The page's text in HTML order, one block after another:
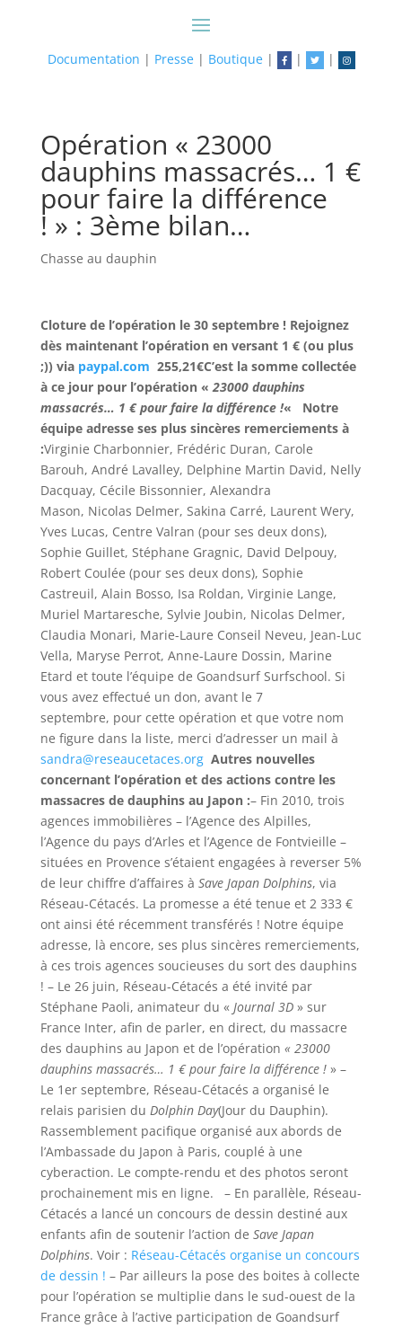
Documentation | Presse| Boutique| | |
Opération « 23000
dauphins massacrés… 1 €
pour faire la différence
! » : 3ème bilan…
Chasse au dauphin
Cloture de l’opération le 30 septembre ! Rejoignez
dès maintenant l’opération en versant 1 € (ou plus
;)) via paypal.com 255,21€C’est la somme collectée
à ce jour pour l’opération «23000 dauphins
massacrés… 1 € pour faire la différence !«
Notre
équipe adresse ses plus sincères remerciements à
:Virginie Charbonnier, Frédéric Duran, Carole
Barouh, André Lavalley, Delphine Martin David, Nelly
Dacquay, Cécile Bissonnier, Alexandra
Mason, Nicolas Delmer, Sakina Carré, Laurent Wery,
Yves Lucas, Centre Valran (pour ses deux dons),
Sophie Guillet, Stéphane Gragnic, David Delpouy,
Robert Coulée (pour ses deux dons), Sophie
Castreuil, Alain Bosso, Isa Roldan, Virginie Lange,
Muriel Martaresche, Sylvie Joubin, Nicolas Delmer,
Claudia Monari, Marie-Laure Conseil Neveu, Jean-Luc
Vella, Maryse Perrot, Anne-Laure Dossin, Marine
Etard et toute l’équipe de Goandsurf Surfschool. Si
vous avez effectué un don, avant le 7
septembre, pour cette opération et que votre nom
ne figure dans la liste, merci d’adresser un mail à
sandra@reseaucetaces.org Autres nouvelles
concernant l’opération et des actions contre les
massacres de dauphins au Japon :– Fin 2010, trois
agences immobilières – l’Agence des Alpilles,
l’Agence du pays d’Arles et l’Agence de Fontvieille –
situées en Provence s’étaient engagées à reverser 5%
de leur chiffre d’affaires à Save Japan Dolphins, via
Réseau-Cétacés. La promesse a été tenue et 2 333 €
ont ainsi été récemment transférés ! Notre équipe
adresse, là encore, ses plus sincères remerciements,
à ces trois agences soucieuses du sort des dauphins
! – Le 26 juin, Réseau-Cétacés a été invité par
Stéphane Paoli, animateur du « Journal 3D» sur
France Inter, afin de parler, en direct, du massacre
des dauphins au Japon et de l’opération « 23000
dauphins massacrés… 1 € pour faire la différence !» –
Le 1er septembre, Réseau-Cétacés a organisé le
relais parisien du Dolphin Day(Jour du Dauphin).
Rassemblement pacifique organisé aux abords de
l’Ambassade du Japon à Paris, couplé à une
cyberaction. Le compte-rendu et des photos seront
prochainement mis en ligne. – En parallèle, Réseau-
Cétacés a lancé un concours de dessin destiné aux
enfants afin de soutenir l’action de Save Japan
Dolphins. Voir : Réseau-Cétacés organise un concours
de dessin ! – Par ailleurs la pose des boites à collecte
pour l’opération se multiplie dans le sud-ouest de la
France grâce à l’active participation de Goandsurf